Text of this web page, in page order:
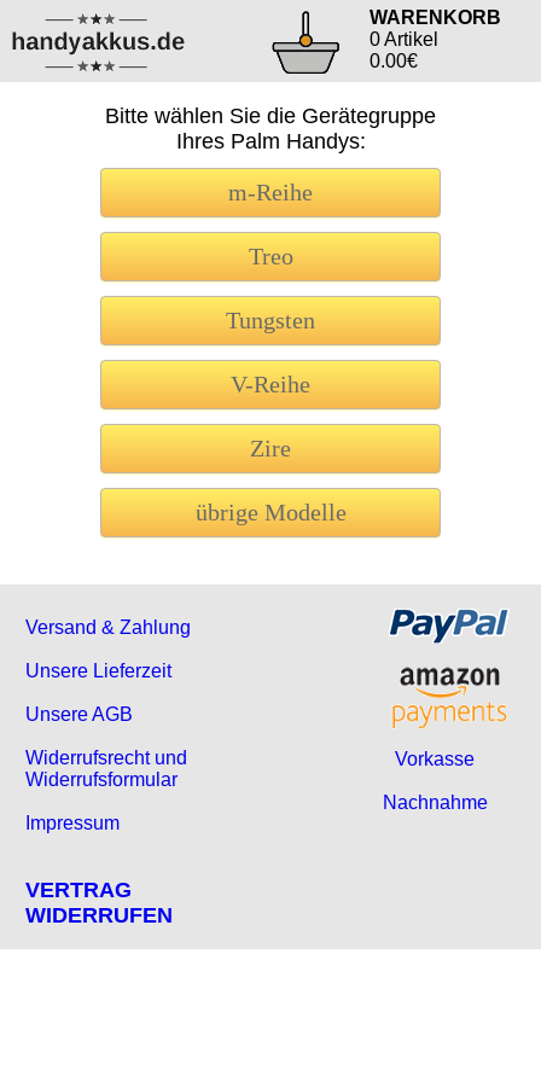
WARENKORB
0 Artikel
0.00€
Bitte wählen Sie die Gerätegruppe
Ihres Palm Handys:
m-Reihe
Treo
Tungsten
V-Reihe
Zire
übrige Modelle
Versand & Zahlung
Unsere Lieferzeit
Unsere AGB
Widerrufsrecht und
Widerrufsformular
Impressum
VERTRAG
WIDERRUFEN
Vorkasse
Nachnahme